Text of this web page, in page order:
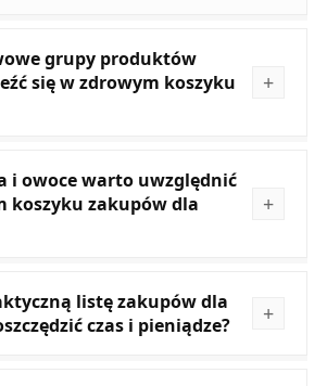
grupy produktów
się w zdrowym koszyku
i owoce warto uwzględnić
koszyku zakupów dla
listę zakupów dla
czas i pieniądze?